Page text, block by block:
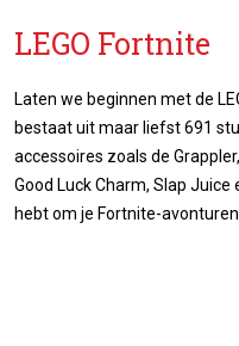
LEGO Fortnite
Laten we beginnen met de
bestaat uit maar liefst 691
accessoires zoals de
Good Luck Charm, Slap
hebt om je Fortnite-